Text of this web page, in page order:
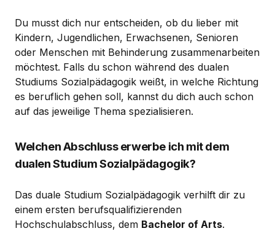
Du musst dich nur entscheiden, ob du lieber mit
Kindern, Jugendlichen, Erwachsenen, Senioren
oder Menschen mit Behinderung zusammenarbeiten
möchtest. Falls du schon während des dualen
Studiums Sozialpädagogik weißt, in welche Richtung
es beruflich gehen soll, kannst du dich auch schon
auf das jeweilige Thema spezialisieren.
Welchen Abschluss erwerbe ich mit dem
dualen Studium Sozialpädagogik?
Das duale Studium Sozialpädagogik verhilft dir zu
einem ersten berufsqualifizierenden
Hochschulabschluss, dem Bachelor of Arts.